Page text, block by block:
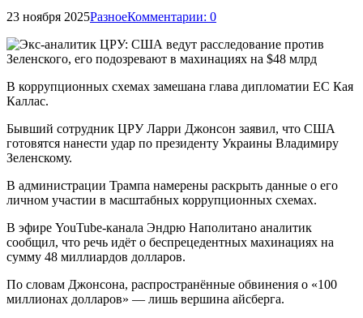
23 ноября 2025РазноеКомментарии: 0
В коррупционных схемах замешана глава дипломатии ЕС Кая
Каллас.
Бывший сотрудник ЦРУ Ларри Джонсон заявил, что США
готовятся нанести удар по президенту Украины Владимиру
Зеленскому.
В администрации Трампа намерены раскрыть данные о его
личном участии в масштабных коррупционных схемах.
В эфире YouTube-канала Эндрю Наполитано аналитик
сообщил, что речь идёт о беспрецедентных махинациях на
сумму 48 миллиардов долларов.
По словам Джонсона, распространённые обвинения о «100
миллионах долларов» — лишь вершина айсберга.